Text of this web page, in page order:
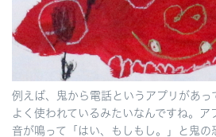
例えば、鬼から電話というアプリがあっ
よく使われているみたいなんですね。ア
音が鳴って「はい、もしもし。」と鬼の